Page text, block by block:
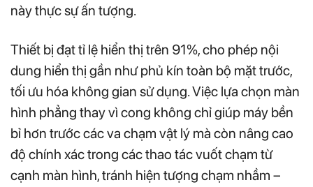
này thực sự ấn tượng.
Thiết bị đạt tỉ lệ hiển thị trên 91%, cho phép nội
dung hiển thị gần như phủ kín toàn bộ mặt trước,
tối ưu hóa không gian sử dụng. Việc lựa chọn màn
hình phẳng thay vì cong không chỉ giúp máy bền
bỉ hơn trước các va chạm vật lý mà còn nâng cao
độ chính xác trong các thao tác vuốt chạm từ
cạnh màn hình, tránh hiện tượng chạm nhầm –